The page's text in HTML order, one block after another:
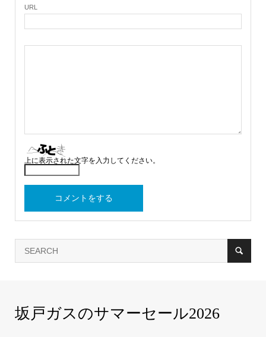
URL
上に表示された文字を入力してください。
坂戸ガスのサマーセール2026